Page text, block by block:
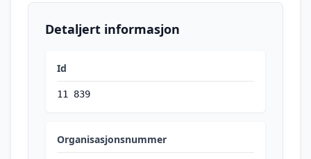
Detaljert informasjon
Id
11 839
Organisasjonsnummer